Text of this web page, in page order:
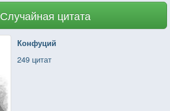
Случайная цитата
Конфуций
249 цитат